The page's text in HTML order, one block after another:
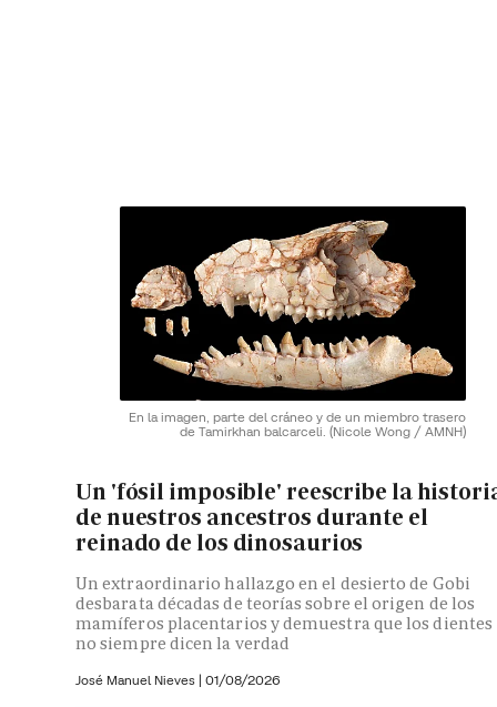
En la imagen, parte del cráneo y de un miembro trasero
de Tamirkhan balcarceli. (Nicole Wong / AMNH)
Un 'fósil imposible' reescribe la
de nuestros ancestros durante el
reinado de los dinosaurios
Un extraordinario hallazgo en el desierto de Gobi
desbarata décadas de teorías sobre el origen de los
mamíferos placentarios y demuestra que los dientes
no siempre dicen la verdad
José Manuel Nieves | 01/08/2026